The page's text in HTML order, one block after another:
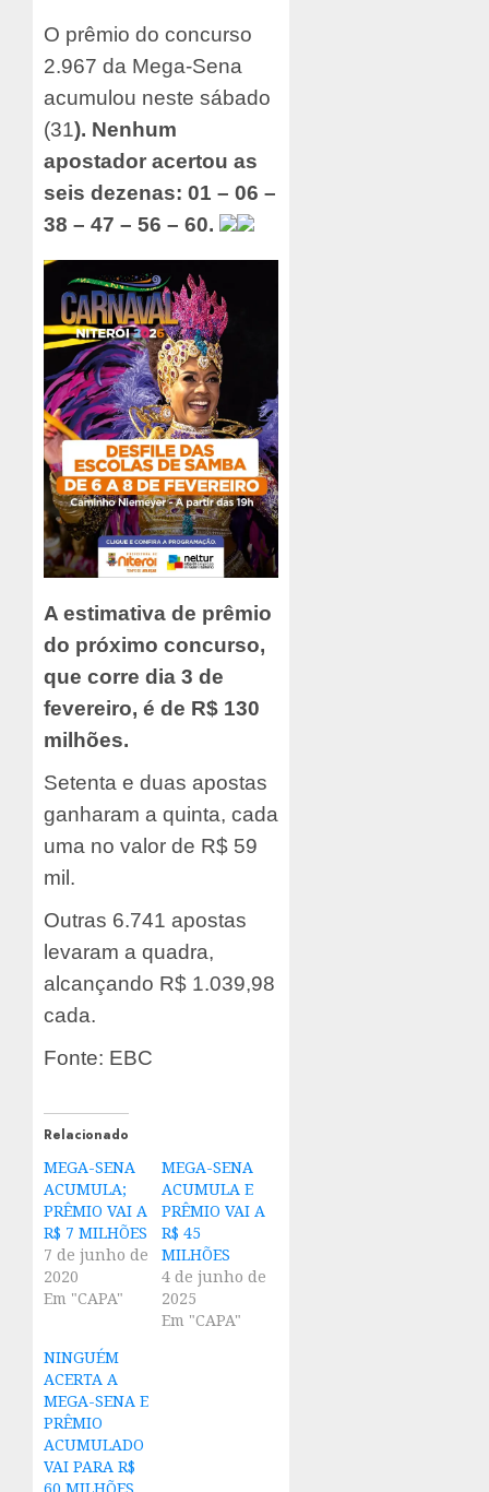
O prêmio do concurso
2.967 da Mega-Sena
acumulou neste sábado
(31). Nenhum
apostador acertou as
seis dezenas: 01 – 06 –
38 – 47 – 56 – 60.
A estimativa de prêmio
do próximo concurso,
que corre dia 3 de
fevereiro, é de R$ 130
milhões.
Setenta e duas apostas
ganharam a quinta, cada
uma no valor de R$ 59
mil.
Outras 6.741 apostas
levaram a quadra,
alcançando R$ 1.039,98
cada.
Fonte: EBC
Relacionado
MEGA-SENA
ACUMULA;
PRÊMIO VAI A
R$ 7 MILHÕES
7 de junho de
2020
Em "CAPA"
MEGA-SENA
ACUMULA E
PRÊMIO VAI A
R$ 45
MILHÕES
4 de junho de
2025
Em "CAPA"
NINGUÉM
ACERTA A
MEGA-SENA E
PRÊMIO
ACUMULADO
VAI PARA R$